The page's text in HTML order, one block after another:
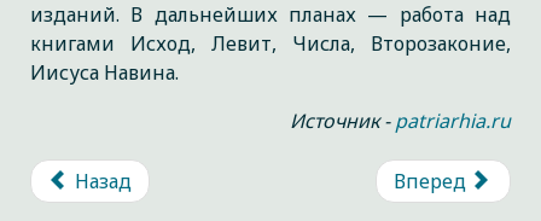
изданий. В дальнейших планах — работа над
книгами Исход, Левит, Числа, Второзаконие,
Иисуса Навина.
Источник -patriarhia.ru
Назад Вперед